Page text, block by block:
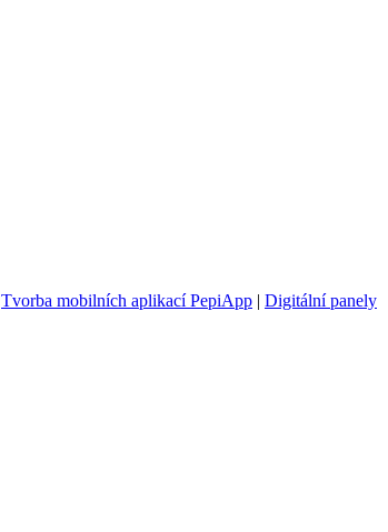
Tvorba mobilních aplikací PepiApp | Digitální panely